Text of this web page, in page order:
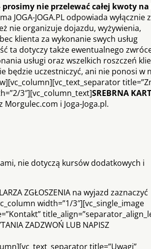
nie przelewać całej kwoty
JOGA.PL odpowiada wyłącznie
nie organizuje dojazdu, wyżywienia,
klienta za wykonanie swych usług
ta dotyczy także ewentualnego
usługi oraz wszelkich roszczeń
będzie uczestniczyć, ani nie ponosi w
3″][vc_column_text]SREBRNA
i Joga-Joga.pl.
nie dotyczą kursów dodatkowych i
ZGŁOSZENIA na wyjazd zaznaczyć
width=”1/3″][vc_single_image
ZADZWOŃ LUB NAPISZ
title=”Uwagi”